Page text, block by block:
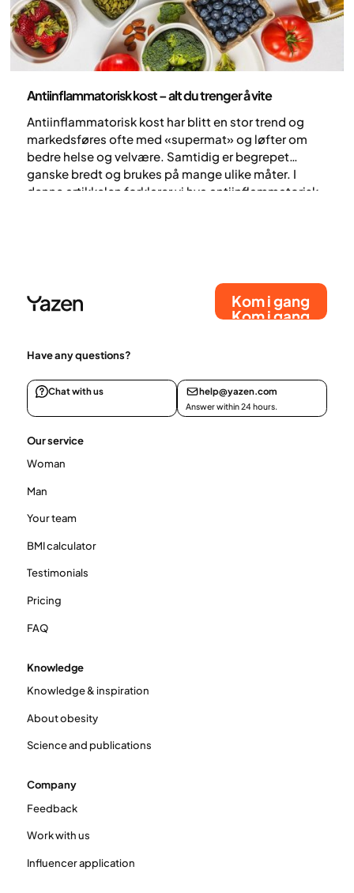
Antiinflammatorisk kost – alt du trenger å vite
Antiinflammatorisk kost har blitt en stor trend og
markedsføres ofte med «supermat» og løfter om
bedre helse og velvære. Samtidig er begrepet
ganske bredt og brukes på mange ulike måter. I
denne artikkelen forklarer vi hva antiinflammatorisk
Kom i gang
Kom i gang
Have any questions?
Chat with us help@yazen.com
Answer within 24 hours.
Our service
Woman
Man
Your team
BMI calculator
Testimonials
Pricing
FAQ
Knowledge
Knowledge & inspiration
About obesity
Science and publications
Company
Feedback
Work with us
Influencer application